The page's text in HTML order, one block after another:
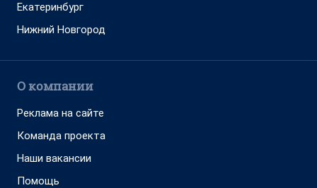
Екатеринбург
Нижний Новгород
О компании
Реклама на сайте
Команда проекта
Наши вакансии
Помощь